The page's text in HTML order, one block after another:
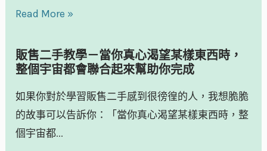
Read More »
販售二手教學－當你真心渴望某樣東西時，
整個宇宙都會聯合起來幫助你完成
如果你對於學習販售二手感到很徬徨的人，我想脆脆
的故事可以告訴你：「當你真心渴望某樣東西時，整
個宇宙都...